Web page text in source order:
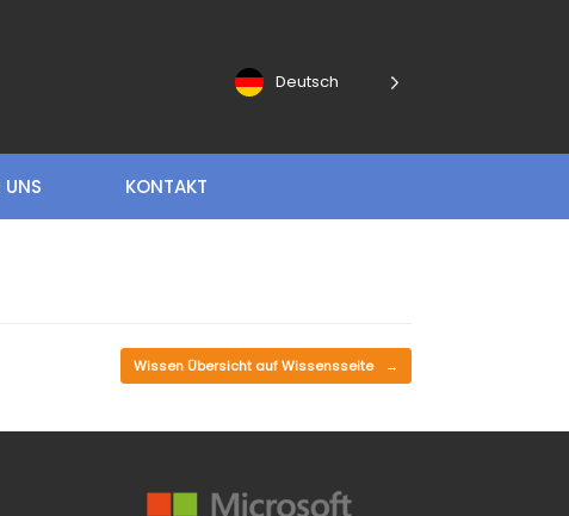
Deutsch
UNS KONTAKT
Wissen Übersicht auf Wissensseite →